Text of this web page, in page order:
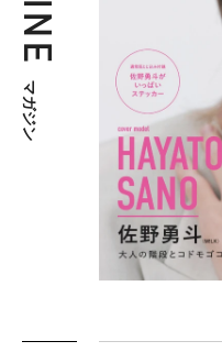
マガジン